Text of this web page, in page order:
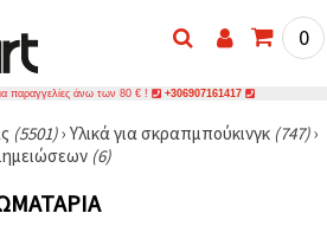
0
παραγγελίες άνω των 80 € ! +306907161417
(5501)› Υλικά για σκραπμπούκινγκ (747)›
(6)